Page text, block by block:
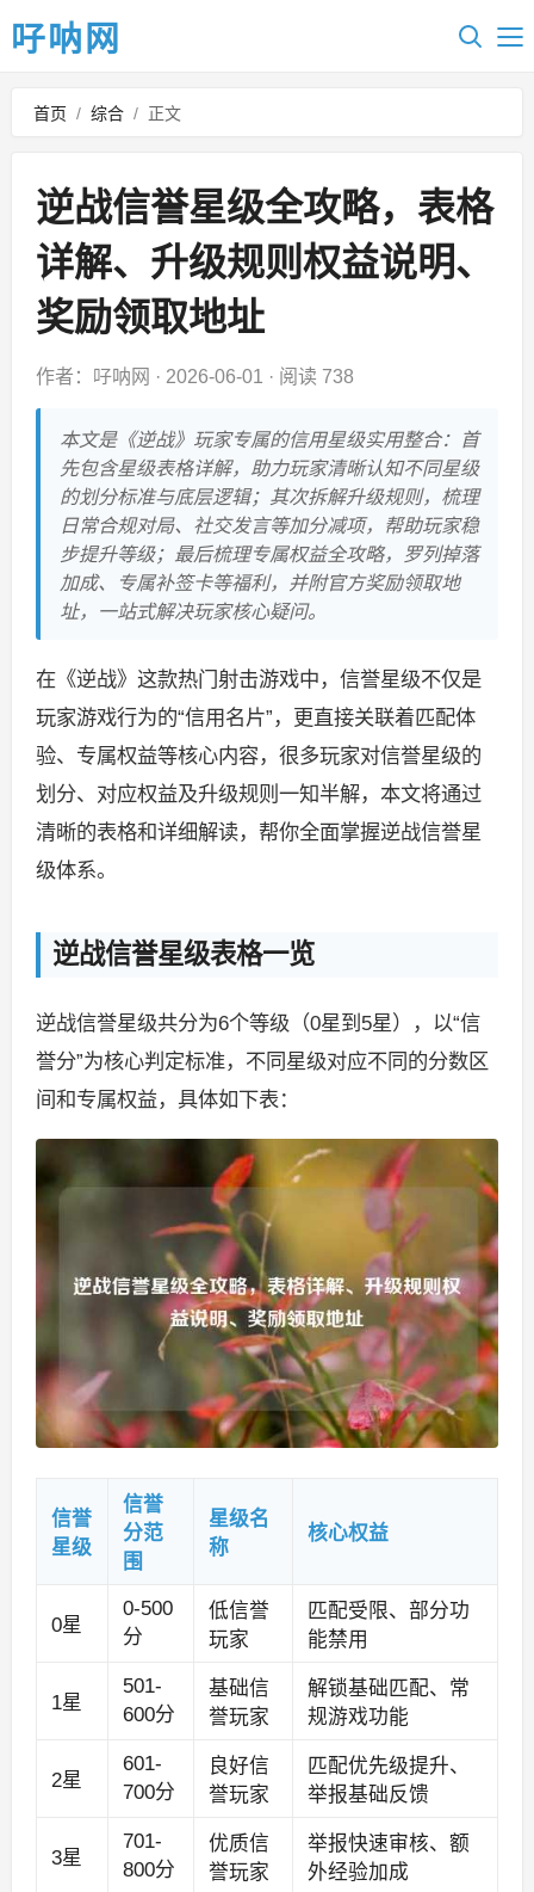
吇呐网
首页 / 综合 / 正文
逆战信誉星级全攻略，表格
详解、升级规则权益说明、
奖励领取地址
作者：吇呐网 · 2026-06-01 · 阅读 738
本文是《逆战》玩家专属的信用星级实用整合：首
先包含星级表格详解，助力玩家清晰认知不同星级
的划分标准与底层逻辑；其次拆解升级规则，梳理
日常合规对局、社交发言等加分减项，帮助玩家稳
步提升等级；最后梳理专属权益全攻略，罗列掉落
加成、专属补签卡等福利，并附官方奖励领取地
址，一站式解决玩家核心疑问。
在《逆战》这款热门射击游戏中，信誉星级不仅是
玩家游戏行为的“信用名片”，更直接关联着匹配体
验、专属权益等核心内容，很多玩家对信誉星级的
划分、对应权益及升级规则一知半解，本文将通过
清晰的表格和详细解读，帮你全面掌握逆战信誉星
级体系。
逆战信誉星级表格一览
逆战信誉星级共分为6个等级（0星到5星），以“信
誉分”为核心判定标准，不同星级对应不同的分数区
间和专属权益，具体如下表：
信誉
星级
信誉
分范
围
星级名
称
核心权益
0星
0-500
分
低信誉
玩家
匹配受限、部分功
能禁用
1星
501-
600分
基础信
誉玩家
解锁基础匹配、常
规游戏功能
2星
601-
700分
良好信
誉玩家
匹配优先级提升、
举报基础反馈
3星
701-
800分
优质信
誉玩家
举报快速审核、额
外经验加成